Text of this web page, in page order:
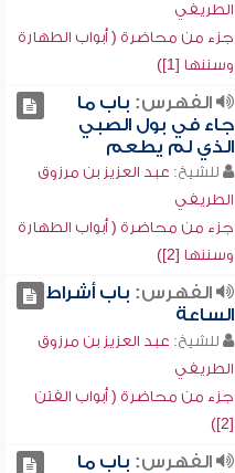
الطريفي
جزء من محاضرة ( أبواب الطهارة
وسننها [1])
الفهرس: باب ما
جاء في بول الصبي
الذي لم يطعم
للشيخ: عبد العزيز بن مرزوق
الطريفي
جزء من محاضرة ( أبواب الطهارة
وسننها [2])
الفهرس: باب أشراط
الساعة
للشيخ: عبد العزيز بن مرزوق
الطريفي
جزء من محاضرة ( أبواب الفتن
[2])
الفهرس: باب ما